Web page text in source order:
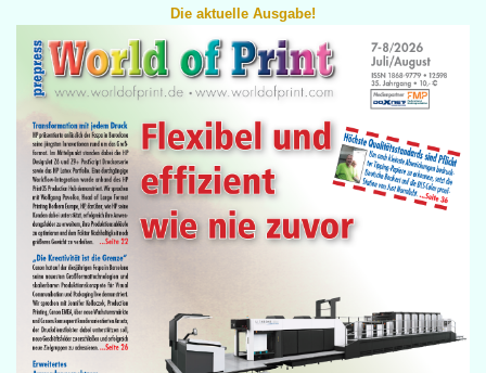
Die aktuelle Ausgabe!